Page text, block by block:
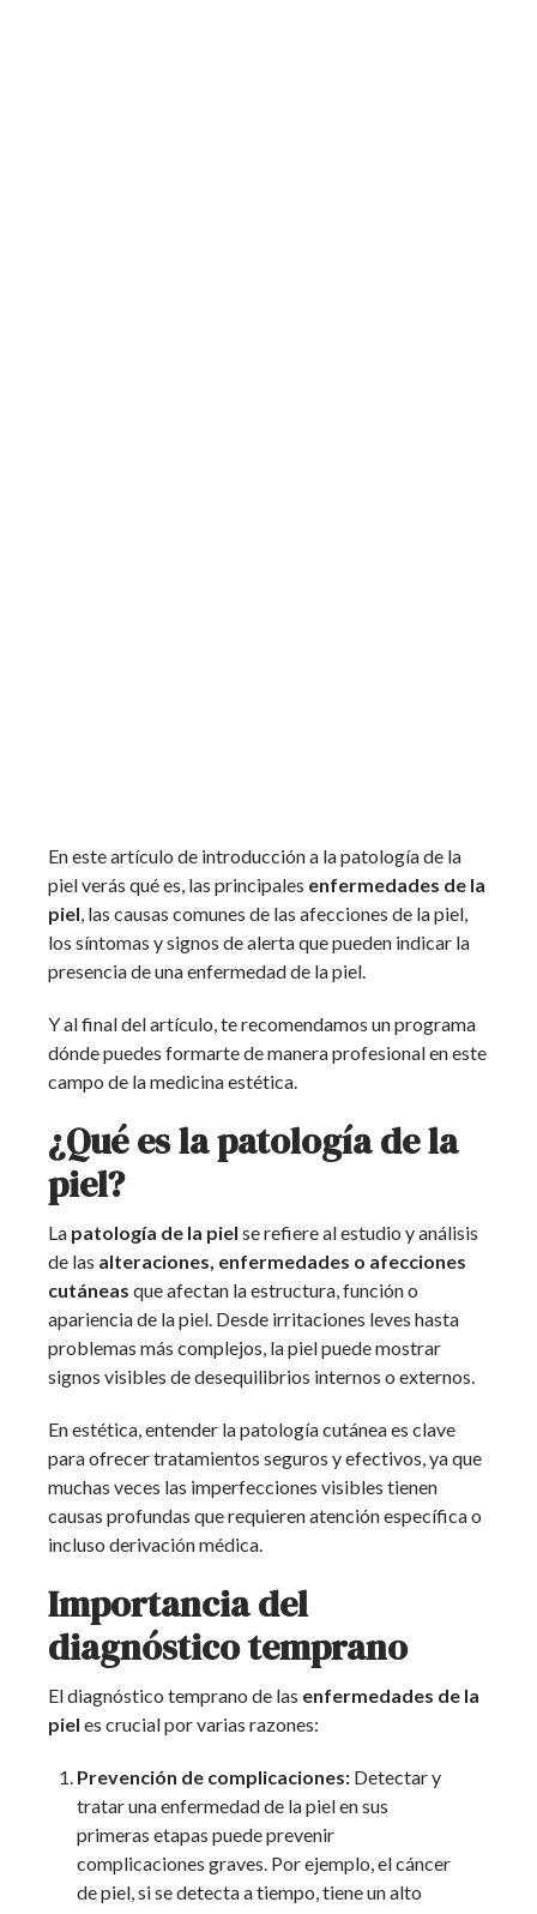
En este artículo de introducción a la patología de la
piel verás qué es, las principales enfermedades de la
piel, las causas comunes de las afecciones de la piel,
los síntomas y signos de alerta que pueden indicar la
presencia de una enfermedad de la piel.
Y al final del artículo, te recomendamos un programa
dónde puedes formarte de manera profesional en este
campo de la medicina estética.
¿Qué es la patología de la
piel?
La patología de la piel se refiere al estudio y análisis
de las alteraciones, enfermedades o afecciones
cutáneas que afectan la estructura, función o
apariencia de la piel. Desde irritaciones leves hasta
problemas más complejos, la piel puede mostrar
signos visibles de desequilibrios internos o externos.
En estética, entender la patología cutánea es clave
para ofrecer tratamientos seguros y efectivos, ya que
muchas veces las imperfecciones visibles tienen
causas profundas que requieren atención específica o
incluso derivación médica.
Importancia del
diagnóstico temprano
El diagnóstico temprano de las enfermedades de la
piel es crucial por varias razones:
Prevención de complicaciones: Detectar y
tratar una enfermedad de la piel en sus
primeras etapas puede prevenir
complicaciones graves. Por ejemplo, el cáncer
de piel, si se detecta a tiempo, tiene un alto